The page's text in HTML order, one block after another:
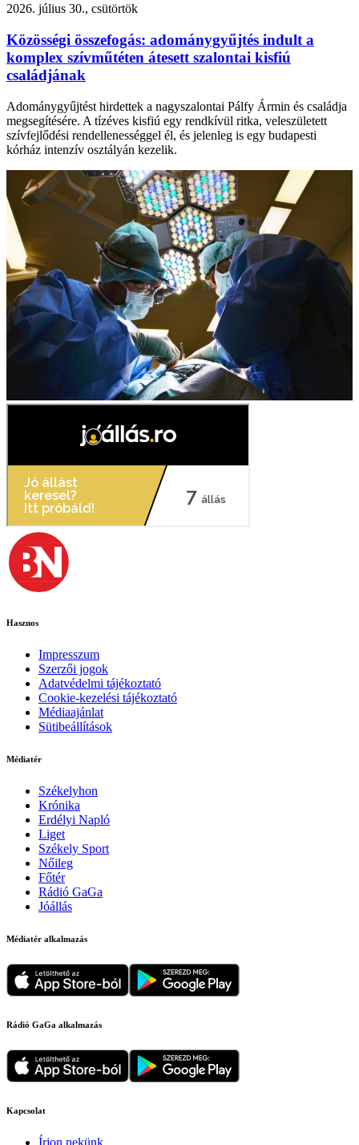
2026. július 30., csütörtök
Közösségi összefogás: adománygyűjtés indult a
komplex szívműtéten átesett szalontai kisfiú
családjának
Adománygyűjtést hirdettek a nagyszalontai Pálfy Ármin és családja
megsegítésére. A tízéves kisfiú egy rendkívül ritka, veleszületett
szívfejlődési rendellenességgel él, és jelenleg is egy budapesti
kórház intenzív osztályán kezelik.
Hasznos
Impresszum
Szerzői jogok
Adatvédelmi tájékoztató
Cookie-kezelési tájékoztató
Médiaajánlat
Sütibeállítások
Médiatér
Székelyhon
Krónika
Erdélyi Napló
Liget
Székely Sport
Nőileg
Főtér
Rádió GaGa
Jóállás
Médiatér alkalmazás
Rádió GaGa alkalmazás
Kapcsolat
Írjon nekünk